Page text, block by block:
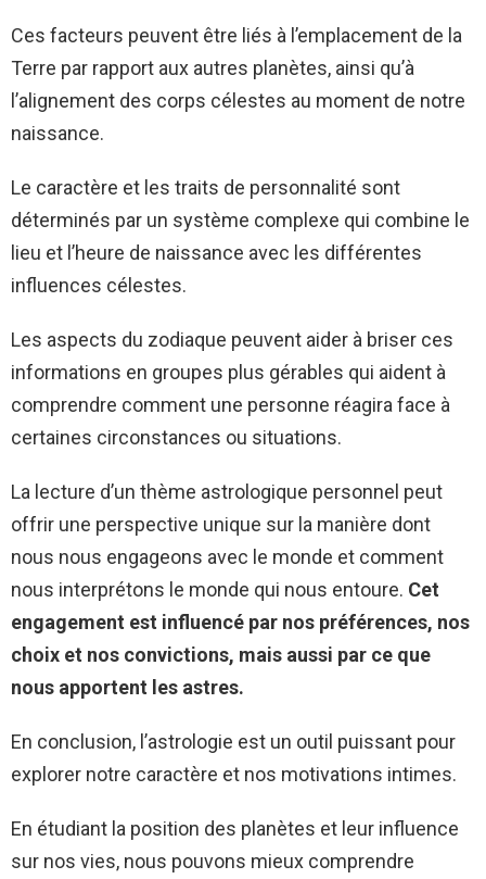
Ces facteurs peuvent être liés à l’emplacement de la
Terre par rapport aux autres planètes, ainsi qu’à
l’alignement des corps célestes au moment de notre
naissance.
Le caractère et les traits de personnalité sont
déterminés par un système complexe qui combine le
lieu et l’heure de naissance avec les différentes
influences célestes.
Les aspects du zodiaque peuvent aider à briser ces
informations en groupes plus gérables qui aident à
comprendre comment une personne réagira face à
certaines circonstances ou situations.
La lecture d’un thème astrologique personnel peut
offrir une perspective unique sur la manière dont
nous nous engageons avec le monde et comment
nous interprétons le monde qui nous entoure. Cet
engagement est influencé par nos préférences, nos
choix et nos convictions, mais aussi par ce que
nous apportent les astres.
En conclusion, l’astrologie est un outil puissant pour
explorer notre caractère et nos motivations intimes.
En étudiant la position des planètes et leur influence
sur nos vies, nous pouvons mieux comprendre